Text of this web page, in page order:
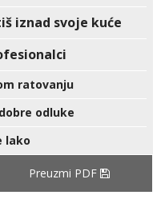
iznad svoje kuće
ratovanju
odluke
lako
Preuzmi PDF